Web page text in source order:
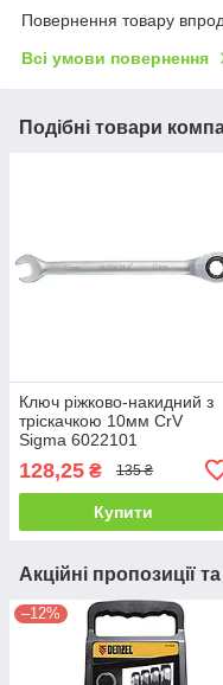
Повернення товару
Всі умови повернення
Подібні товари
Ключ ріжково-накидний з
тріскачкою 10мм CrV
Sigma 6022101
128,25 ₴ 135 ₴
Купити
Акційні пропозиції
–12%